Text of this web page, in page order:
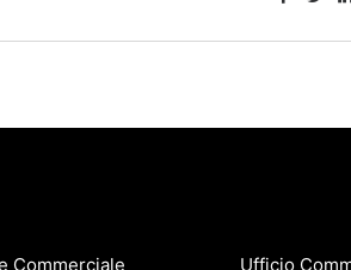
Commerciale Ufficio